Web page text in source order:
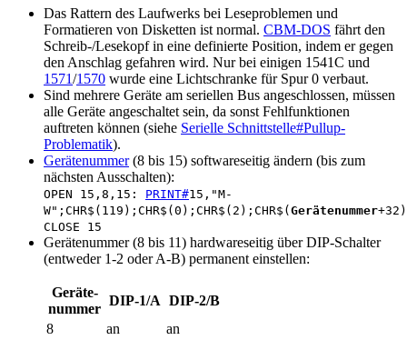
Das Rattern des Laufwerks bei Leseproblemen und
Formatieren von Disketten ist normal. CBM-DOS fährt den
Schreib-/Lesekopf in eine definierte Position, indem er gegen
den Anschlag gefahren wird. Nur bei einigen 1541C und
1571/1570 wurde eine Lichtschranke für Spur 0 verbaut.
Sind mehrere Geräte am seriellen Bus angeschlossen, müssen
alle Geräte angeschaltet sein, da sonst Fehlfunktionen
auftreten können (siehe Serielle Schnittstelle#Pullup-
Problematik).
Gerätenummer(8 bis 15) softwareseitig ändern (bis zum
nächsten Ausschalten):
OPEN 15,8,15: PRINT#15,"M-
W";CHR$(119);CHR$(0);CHR$(2);CHR$( Gerätenummer
CLOSE 15
Gerätenummer (8 bis 11) hardwareseitig über DIP-Schalter
(entweder 1-2 oder A-B) permanent einstellen:
Geräte-
nummer
DIP-1/A DIP-2/B
8
an
an